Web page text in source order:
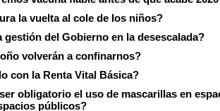
la vuelta al cole de los niños?
gestión del Gobierno en la desescalada?
volverán a confinarnos?
con la Renta Vital Básica?
obligatorio el uso de mascarillas en
públicos?